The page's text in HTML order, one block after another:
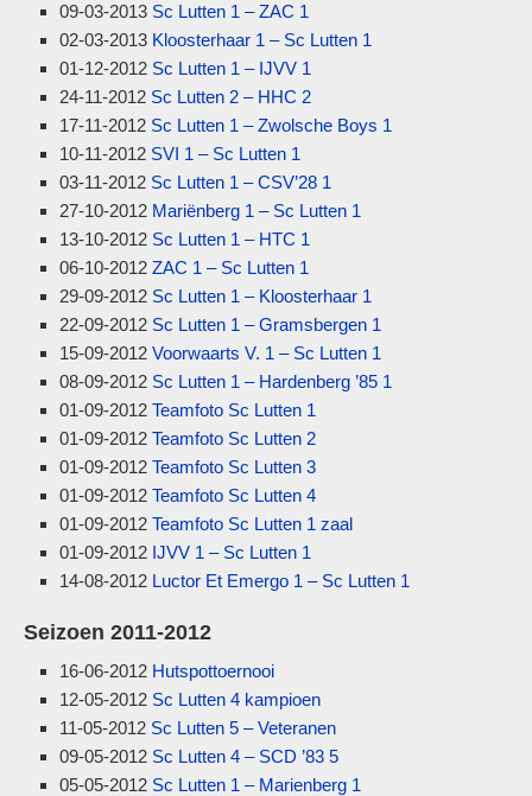
09-03-2013 Sc Lutten 1 – ZAC 1
02-03-2013 Kloosterhaar 1 – Sc Lutten 1
01-12-2012 Sc Lutten 1 – IJVV 1
24-11-2012 Sc Lutten 2 – HHC 2
17-11-2012 Sc Lutten 1 – Zwolsche Boys 1
10-11-2012 SVI 1 – Sc Lutten 1
03-11-2012 Sc Lutten 1 – CSV’28 1
27-10-2012 Mariënberg 1 – Sc Lutten 1
13-10-2012 Sc Lutten 1 – HTC 1
06-10-2012 ZAC 1 – Sc Lutten 1
29-09-2012 Sc Lutten 1 – Kloosterhaar 1
22-09-2012 Sc Lutten 1 – Gramsbergen 1
15-09-2012 Voorwaarts V. 1 – Sc Lutten 1
08-09-2012 Sc Lutten 1 – Hardenberg ’85 1
01-09-2012 Teamfoto Sc Lutten 1
01-09-2012 Teamfoto Sc Lutten 2
01-09-2012 Teamfoto Sc Lutten 3
01-09-2012 Teamfoto Sc Lutten 4
01-09-2012 Teamfoto Sc Lutten 1 zaal
01-09-2012 IJVV 1 – Sc Lutten 1
14-08-2012 Luctor Et Emergo 1 – Sc Lutten 1
Seizoen 2011-2012
16-06-2012 Hutspottoernooi
12-05-2012 Sc Lutten 4 kampioen
11-05-2012 Sc Lutten 5 – Veteranen
09-05-2012 Sc Lutten 4 – SCD ’83 5
05-05-2012 Sc Lutten 1 – Marienberg 1